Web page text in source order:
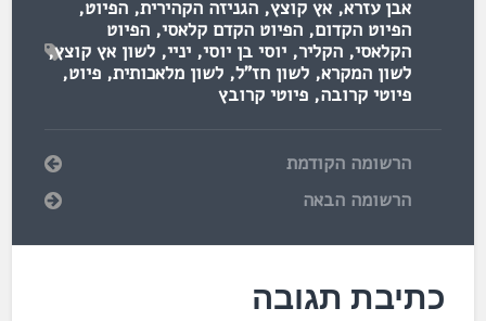
אבן עזרא,אץ קוצץ,הגניזה הקהירית,הפיוט,
הפיוט הקדום,הפיוט הקדם קלאסי,הפיוט
הקלאסי,הקליר,יוסי בן יוסי,יניי,לשון אץ קוצץ,
לשון המקרא,לשון חז"ל,לשון מלאכותית,פיוט,
פיוטי קרובה,פיוטי קרובץ
הרשומה הקודמת
הרשומה הבאה
כתיבת תגובה